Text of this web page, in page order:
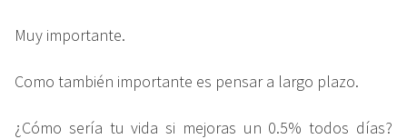
Muy importante.
Como también importante es pensar a largo plazo.
¿Cómo sería tu vida si mejoras un 0.5% todos días?